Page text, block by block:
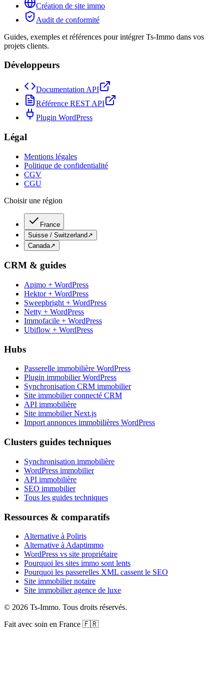
Création de site immo
Audit de conformité
Guides, exemples et références pour intégrer Ts-Immo dans vos
projets clients.
Développeurs
Documentation API
Référence REST API
Plugin WordPress
Légal
Mentions légales
Politique de confidentialité
CGV
CGU
Choisir une région
France
Suisse / Switzerland↗
Canada↗
CRM & guides
Apimo + WordPress
Hektor + WordPress
Sweepbright + WordPress
Netty + WordPress
Immofacile + WordPress
Ubiflow + WordPress
Hubs
Passerelle immobilière WordPress
Plugin immobilier WordPress
Synchronisation CRM immobilier
Site immobilier connecté CRM
API immobilière
Site immobilier Next.js
Import annonces immobilières WordPress
Clusters guides techniques
Synchronisation immobilière
WordPress immobilier
API immobilière
SEO immobilier
Tous les guides techniques
Ressources & comparatifs
Alternative à Poliris
Alternative à Adaptimmo
WordPress vs site propriétaire
Pourquoi les sites immo sont lents
Pourquoi les passerelles XML cassent le SEO
Site immobilier notaire
Site immobilier agence de luxe
© 2026 Ts-Immo. Tous droits réservés.
Fait avec soin en France 🇫🇷